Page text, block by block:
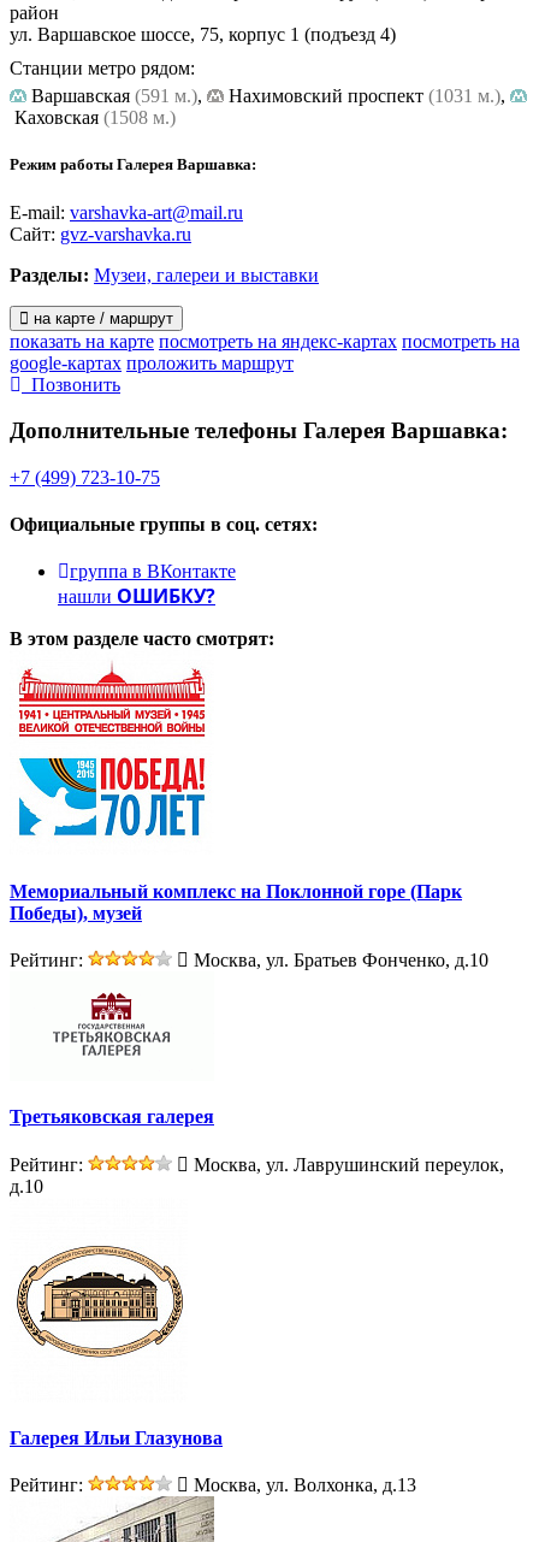
район
ул. Варшавское шоссе, 75, корпус 1 (подъезд 4)
Станции метро рядом:
Варшавская (591 м.), Нахимовский проспект (1031 м.),
Каховская (1508 м.)
Режим работы Галерея Варшавка:
E-mail: varshavka-art@mail.ru
Сайт: gvz-varshavka.ru
Разделы: Музеи, галереи и выставки
на карте / маршрут
показать на карте посмотреть на яндекс-картах посмотреть на
google-картах проложить маршрут
Позвонить
Дополнительные телефоны Галерея Варшавка:
+7 (499) 723-10-75
Официальные группы в соц. сетях:
группа в ВКонтакте
нашли ОШИБКУ?
В этом разделе часто смотрят:
Мемориальный комплекс на Поклонной горе (Парк
Победы), музей
Рейтинг: Москва, ул. Братьев Фонченко, д.10
Третьяковская галерея
Рейтинг:
Москва, ул. Лаврушинский переулок,
д.10
Галерея Ильи Глазунова
Рейтинг: Москва, ул. Волхонка, д.13